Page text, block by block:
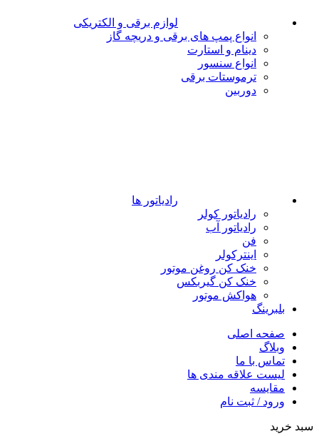
لوازم برقی و الکتریکی
انواع پمپ های برقی و دریچه گاز
دینام و استارت
انواع سنسور
ترموستات برقی
دوربین
رادیاتور ها
رادیاتور کولر
رادیاتور آب
فن
اینترکولر
خنک کن روغن موتور
خنک کن گیربکس
هواکش موتور
بلبرینگ
صفحه اصلی
وبلاگ
تماس با ما
لیست علاقه مندی ها
مقایسه
ورود / ثبت نام
سبد خرید